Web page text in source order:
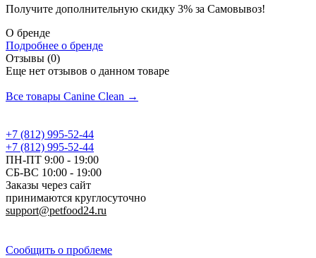
Получите дополнительную скидку 3% за Самовывоз!
О бренде
Подробнее о бренде
Отзывы (0)
Еще нет отзывов о данном товаре
Все товары Canine Clean →
+7 (812) 995-52-44
+7 (812) 995-52-44
ПН-ПТ 9:00 - 19:00
СБ-ВС 10:00 - 19:00
Заказы через сайт
принимаются круглосуточно
support@petfood24.ru
Сообщить о проблеме